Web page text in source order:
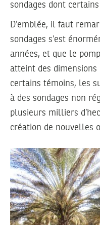
sondages dont
D’emblée, il faut
sondages s’est
années, et que le
atteint des
certains témoins, les
à des sondages non
plusieurs milliers
création de nouvelles